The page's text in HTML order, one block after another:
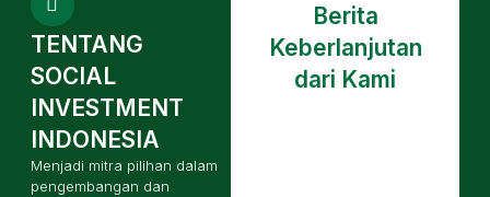
TENTANG
SOCIAL
INVESTMENT
INDONESIA
Menjadi mitra pilihan dalam
pengembangan dan
Berita
Keberlanjutan
dari Kami